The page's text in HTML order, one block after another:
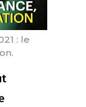
: le